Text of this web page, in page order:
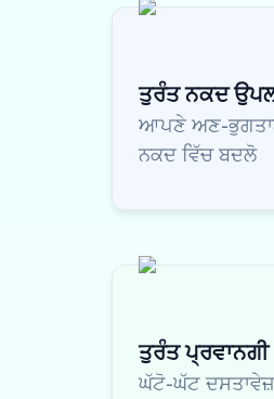
ਤੁਰੰਤ ਨਕਦ
ਆਪਣੇ ਅਣ-
ਨਕਦ ਵਿੱਚ ਬਦਲੋ
ਤੁਰੰਤ ਪ੍ਰਵਾਨਗੀ
ਘੱਟੋ-ਘੱਟ